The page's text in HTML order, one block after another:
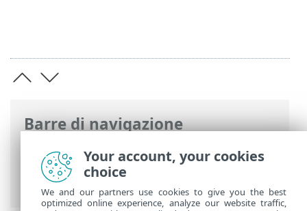
Barre di navigazione
Guida online ESET>ESET PROTECT>Per
iniziare> ESET PROTECT Web Console
Tag
Your account, your cookies
choice
We and our partners use cookies to give you the best
optimized online experience, analyze our website traffic,